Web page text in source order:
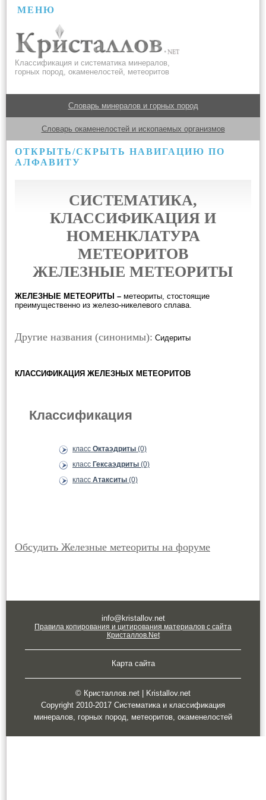
МЕНЮ
Классификация и систематика минералов,
горных пород, окаменелостей, метеоритов
Словарь минералов и горных пород
Словарь окаменелостей и ископаемых организмов
ОТКРЫТЬ/СКРЫТЬ НАВИГАЦИЮ ПО
АЛФАВИТУ
СИСТЕМАТИКА,
КЛАССИФИКАЦИЯ И
НОМЕНКЛАТУРА
МЕТЕОРИТОВ
ЖЕЛЕЗНЫЕ МЕТЕОРИТЫ
ЖЕЛЕЗНЫЕ МЕТЕОРИТЫ – метеориты, стостоящие
преимущественно из железо-никелевого сплава.
Другие названия (синонимы): Сидериты
КЛАССИФИКАЦИЯ ЖЕЛЕЗНЫХ МЕТЕОРИТОВ
Классификация
класс Октаэдриты (0)
класс Гексаэдриты (0)
класс Атакситы (0)
Обсудить Железные метеориты на форуме
info@kristallov.net
Правила копирования и цитирования материалов с сайта
Кристаллов.Net
Карта сайта
© Кристаллов.net | Kristallov.net
Copyright 2010-2017 Систематика и классификация
минералов, горных пород, метеоритов, окаменелостей